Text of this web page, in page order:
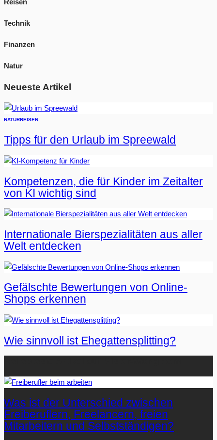
Reisen
Technik
Finanzen
Natur
Neueste Artikel
NATURREISEN
Tipps für den Urlaub im Spreewald
Kompetenzen, die für Kinder im Zeitalter
von KI wichtig sind
Internationale Bierspezialitäten aus aller
Welt entdecken
Gefälschte Bewertungen von Online-
Shops erkennen
Wie sinnvoll ist Ehegattensplitting?
Was ist der Unterschied zwischen
Freiberuflern, Freelancern, freien
Mitarbeitern und Selbstständigen?